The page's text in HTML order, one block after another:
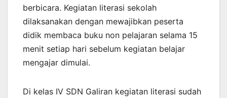
berbicara. Kegiatan literasi sekolah
dilaksanakan dengan mewajibkan peserta
didik membaca buku non pelajaran selama 15
menit setiap hari sebelum kegiatan belajar
mengajar dimulai.
Di kelas IV SDN Galiran kegiatan literasi sudah